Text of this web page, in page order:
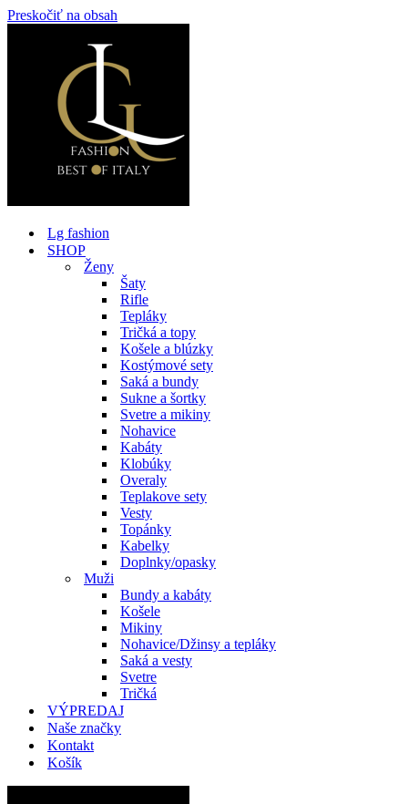
Preskočiť na obsah
Lg fashion
SHOP
Ženy
Šaty
Rifle
Tepláky
Tričká a topy
Košele a blúzky
Kostýmové sety
Saká a bundy
Sukne a šortky
Svetre a mikiny
Nohavice
Kabáty
Klobúky
Overaly
Teplakove sety
Vesty
Topánky
Kabelky
Doplnky/opasky
Muži
Bundy a kabáty
Košele
Mikiny
Nohavice/Džinsy a tepláky
Saká a vesty
Svetre
Tričká
VÝPREDAJ
Naše značky
Kontakt
Košík